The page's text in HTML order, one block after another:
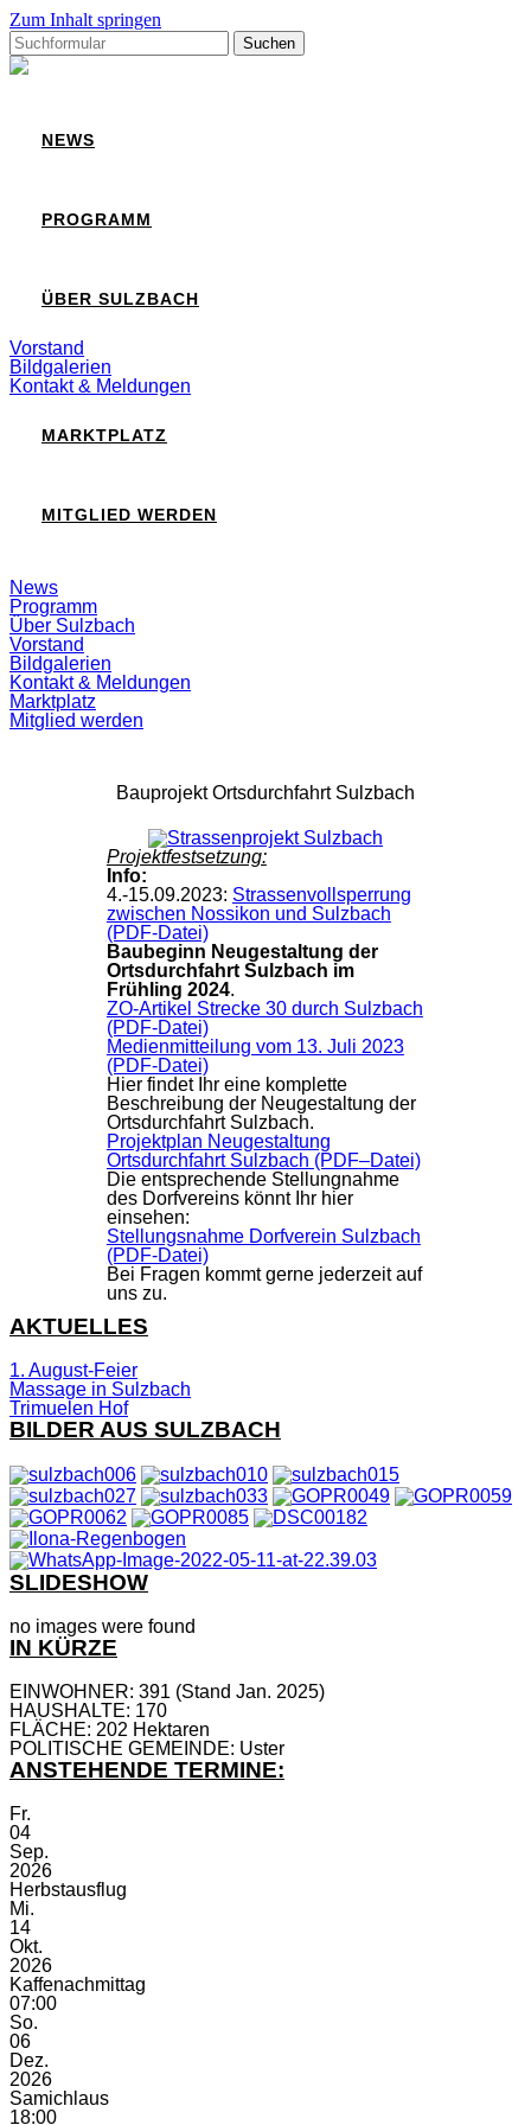
Zum Inhalt springen
Suchen
nach:
Sulzbach
NEWS
PROGRAMM
ÜBER SULZBACH
Vorstand
Bildgalerien
Kontakt & Meldungen
MARKTPLATZ
MITGLIED WERDEN
Suchfeld
ein-/ausblenden
News
Programm
Über Sulzbach
Vorstand
Bildgalerien
Kontakt & Meldungen
Marktplatz
Mitglied werden
Bauprojekt Ortsdurchfahrt Sulzbach
Projektfestsetzung:
Info:
4.-15.09.2023: Strassenvollsperrung
zwischen Nossikon und Sulzbach
(PDF-Datei)
Baubeginn Neugestaltung der
Ortsdurchfahrt Sulzbach im
Frühling 2024.
ZO-Artikel Strecke 30 durch Sulzbach
(PDF-Datei)
Medienmitteilung vom 13. Juli 2023
(PDF-Datei)
Hier findet Ihr eine komplette
Beschreibung der Neugestaltung der
Ortsdurchfahrt Sulzbach.
Projektplan Neugestaltung
Ortsdurchfahrt Sulzbach (PDF–Datei)
Die entsprechende Stellungnahme
des Dorfvereins könnt Ihr hier
einsehen:
Stellungsnahme Dorfverein Sulzbach
(PDF-Datei)
Bei Fragen kommt gerne jederzeit auf
uns zu.
AKTUELLES
1. August-Feier
Massage in Sulzbach
Trimuelen Hof
BILDER AUS SULZBACH
SLIDESHOW
no images were found
IN KÜRZE
EINWOHNER: 391 (Stand Jan. 2025)
HAUSHALTE: 170
FLÄCHE: 202 Hektaren
POLITISCHE GEMEINDE: Uster
ANSTEHENDE TERMINE:
Fr.
04
Sep.
2026
Herbstausflug
Mi.
14
Okt.
2026
Kaffenachmittag
07:00
So.
06
Dez.
2026
Samichlaus
18:00